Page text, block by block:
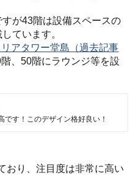
が43階は設備スペースの
ています。
アタワー堂島（過去記事
階、50階にラウンジ等を設
す！このデザイン格好良い！
おり、注目度は非常に高い